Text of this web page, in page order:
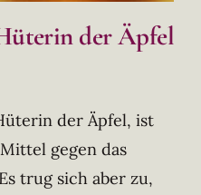
der Äpfel
der Äpfel, ist
gegen das
trug sich aber zu,